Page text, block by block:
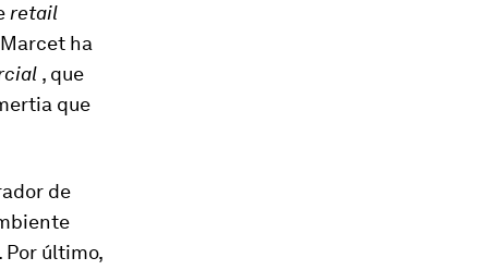
retail
ha
, que
que
de
Por último,